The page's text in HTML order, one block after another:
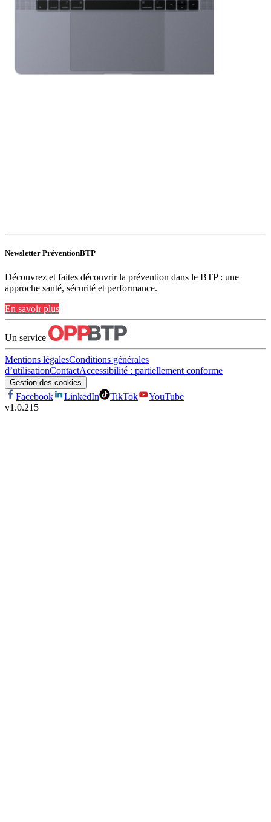
Newsletter PréventionBTP
Découvrez et faites découvrir la prévention dans le BTP : une
approche santé, sécurité et performance.
En savoir plus
Un service
Mentions légalesConditions générales
d’utilisationContactAccessibilité : partiellement conforme
Gestion des cookies
Facebook LinkedIn TikTok
YouTube
v1.0.215